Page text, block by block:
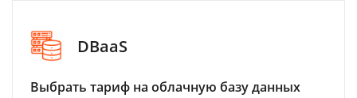
DBaaS
Выбрать тариф на облачную базу данных